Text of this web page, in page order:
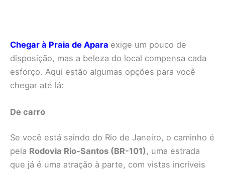
Chegar à Praia de Apara exige um pouco de
disposição, mas a beleza do local compensa cada
esforço. Aqui estão algumas opções para você
chegar até lá:
De carro
Se você está saindo do Rio de Janeiro, o caminho é
pela Rodovia Rio-Santos (BR-101), uma estrada
que já é uma atração à parte, com vistas incríveis